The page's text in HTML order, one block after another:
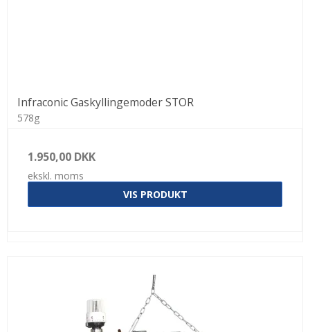
Infraconic Gaskyllingemoder STOR
578g
1.950,00 DKK
ekskl. moms
VIS PRODUKT